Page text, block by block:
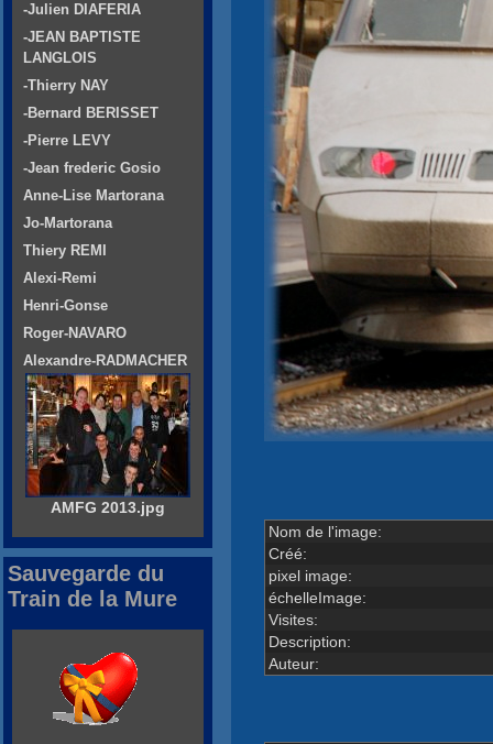
Nom de l'image:
Créé:
pixel image:
échelleImage:
Visites:
Description:
Auteur:
-Julien DIAFERIA
-JEAN BAPTISTE
LANGLOIS
-Thierry NAY
-Bernard BERISSET
-Pierre LEVY
-Jean frederic Gosio
Anne-Lise Martorana
Jo-Martorana
Thiery REMI
Alexi-Remi
Henri-Gonse
Roger-NAVARO
Alexandre-RADMACHER
AMFG 2013.jpg
Sauvegarde du
Train de la Mure